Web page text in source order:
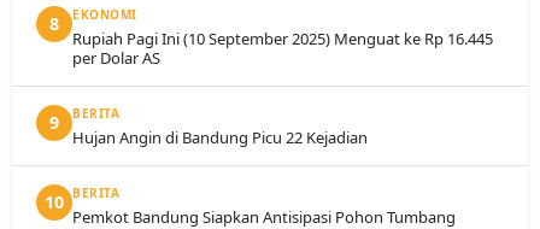
8 EKONOMI
Rupiah Pagi Ini (10 September 2025) Menguat ke Rp 16.445
per Dolar AS
9 BERITA
Hujan Angin di Bandung Picu 22 Kejadian
10 BERITA
Pemkot Bandung Siapkan Antisipasi Pohon Tumbang